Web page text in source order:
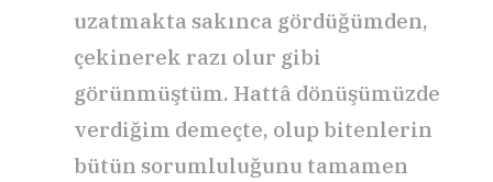
uzatmakta sakınca gördüğümden,
çekinerek razı olur gibi
görünmüştüm. Hattâ dönüşümüzde
verdiğim demeçte, olup bitenlerin
bütün sorumluluğunu tamamen